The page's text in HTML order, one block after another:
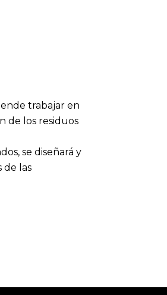
trabajar en
de los residuos
se diseñará y
de las